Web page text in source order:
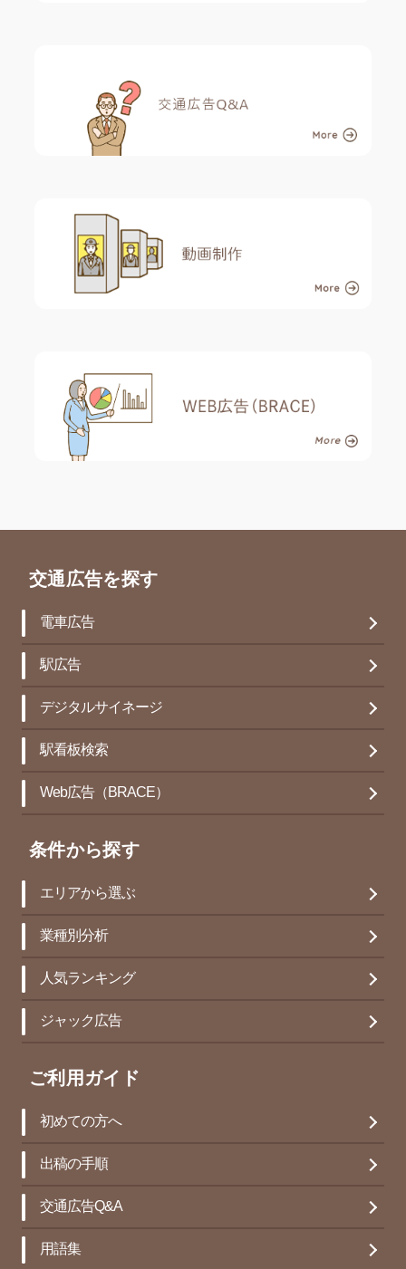
交通広告を探す
電車広告
駅広告
デジタルサイネージ
駅看板検索
Web広告（BRACE）
条件から探す
エリアから選ぶ
業種別分析
人気ランキング
ジャック広告
ご利用ガイド
初めての方へ
出稿の手順
交通広告Q&A
用語集